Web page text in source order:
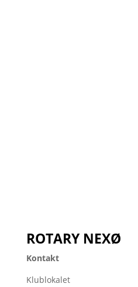
ROTARY NEXØ
Kontakt
Klublokalet